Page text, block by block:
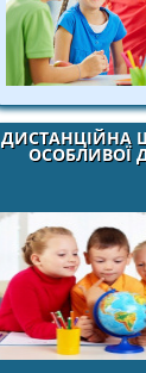
ДИСТАНЦІЙНА
ОСОБЛИВОЇ